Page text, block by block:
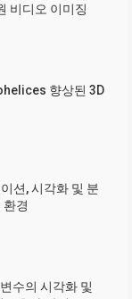
비디오 이미징
향상된 3D
션, 시각화 및 분
환경
수의 시각화 및